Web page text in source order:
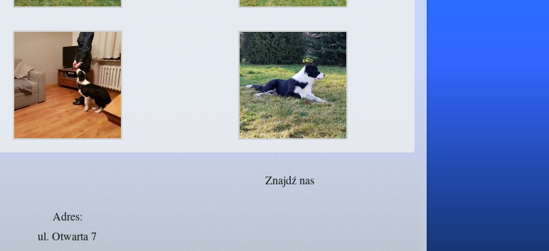
Adres:
ul. Otwarta 7
Znajdź nas